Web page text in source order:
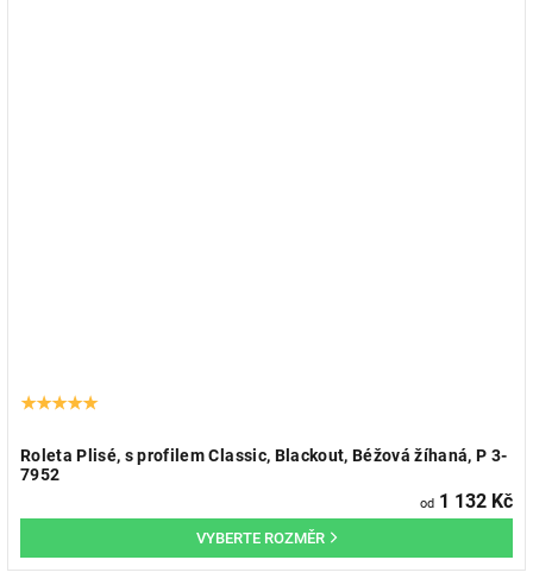
Roleta Plisé, s profilem Classic, Blackout, Béžová žíhaná, P 3-
7952
od 1 132 Kč